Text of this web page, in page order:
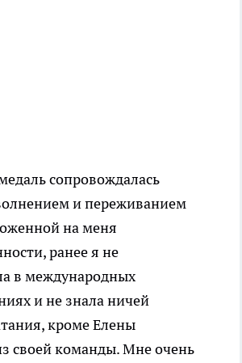
сопровождалась
и переживанием
на меня
ранее я не
в международных
и не знала ничей
кроме Елены
своей команды. Мне очень